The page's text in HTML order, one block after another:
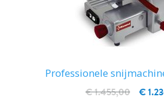
Professionele
€
€ 1.455,00